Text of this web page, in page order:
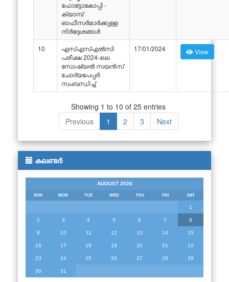
ഫോട്ടോകോപ്പി -
ക്യാമ്പ്
ഓഫീസർമാർക്കുള്ള
നിർദ്ദേശങ്ങൾ
10
എസ്എസ്എൽസി
പരീക്ഷ 2024-ലെ
സോഷ്യൽ സയൻസ്
ചോദ്യപേപ്പർ
സംബന്ധിച്ച്
17/01/2024 View
Showing 1 to 10 of 25 entries
Previous
1 2 3 Next
കലണ്ടർ
AUGUST 2026
SUN MON TUE WED THU FRI SAT
1
2 3 4 5 6 7 8
9 10 11 12 13 14 15
16 17 18 19 20 21 22
23 24 25 26 27 28 29
30 31